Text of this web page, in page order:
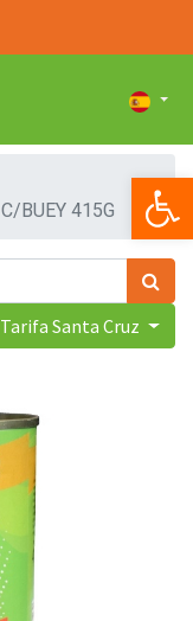
BUEY 415G
Tarifa Santa Cruz